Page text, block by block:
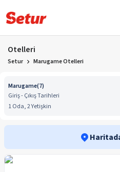
Otelleri
Setur Marugame Otelleri
Marugame(7)
Giriş - Çıkış Tarihleri
1 Oda, 2 Yetişkin